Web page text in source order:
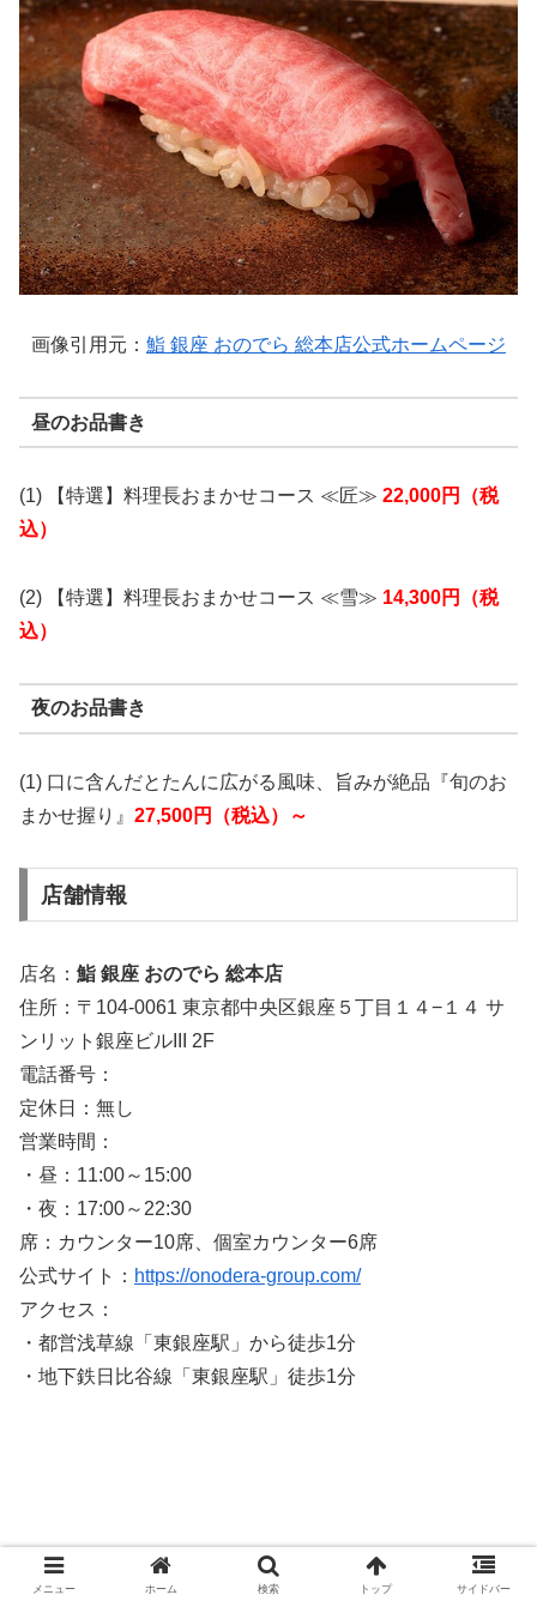
画像引用元： 鮨 銀座 おのでら 総本店公式ホームページ
昼のお品書き
(1) 【特選】料理長おまかせコース ≪匠≫ 22,000円（税
込）
(2) 【特選】料理長おまかせコース ≪雪≫ 14,300円（税
込）
夜のお品書き
(1) 口に含んだとたんに広がる風味、旨みが絶品『旬のお
まかせ握り』 27,500円（税込）～
店舗情報
店名： 鮨 銀座 おのでら 総本店
住所：〒104-0061 東京都中央区銀座５丁目１４−１４ サ
ンリット銀座ビルIII 2F
電話番号：
定休日：無し
営業時間：
・昼：11:00～15:00
・夜：17:00～22:30
席：カウンター10席、個室カウンター6席
公式サイト： https://onodera-group.com/
アクセス：
・都営浅草線「東銀座駅」から徒歩1分
・地下鉄日比谷線「東銀座駅」徒歩1分
メニュー ホーム 検索 トップ サイドバー